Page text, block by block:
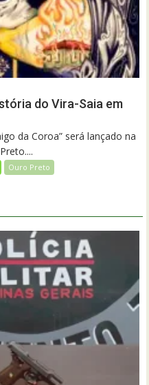
do Vira-Saia em
da Coroa” será lançado na
Ouro Preto